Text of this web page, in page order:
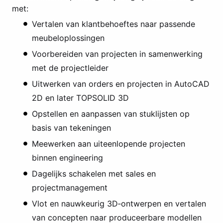
met:
Vertalen van klantbehoeftes naar passende
meubeloplossingen
Voorbereiden van projecten in samenwerking
met de projectleider
Uitwerken van orders en projecten in AutoCAD
2D en later TOPSOLID 3D
Opstellen en aanpassen van stuklijsten op
basis van tekeningen
Meewerken aan uiteenlopende projecten
binnen engineering
Dagelijks schakelen met sales en
projectmanagement
Vlot en nauwkeurig 3D‑ontwerpen en vertalen
van concepten naar produceerbare modellen